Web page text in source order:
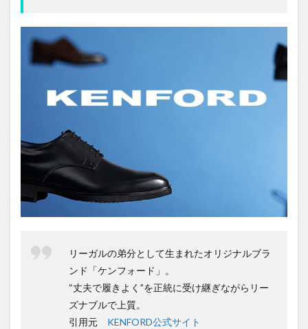
リーガルの弟分として生まれたオリジナルブラ
ンド「ケンフォード」。
“丈夫で履きよく”を正統に受け継ぎながらリー
ズナブルで上質。
引用元 KENFORD公式サイト